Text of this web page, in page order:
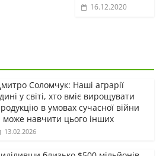
16.12.2020
Соломчук: Наші аграрії
у світі, хто вміє вирощувати
в умовах сучасної війни
може навчити цього інших
13.02.2026